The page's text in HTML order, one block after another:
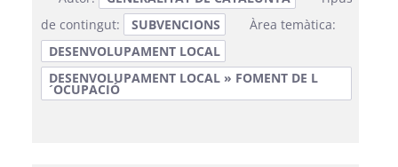
de contingut:
SUBVENCIONS
Àrea temàtica:
DESENVOLUPAMENT LOCAL
DESENVOLUPAMENT LOCAL » FOMENT DE L
´OCUPACIÓ